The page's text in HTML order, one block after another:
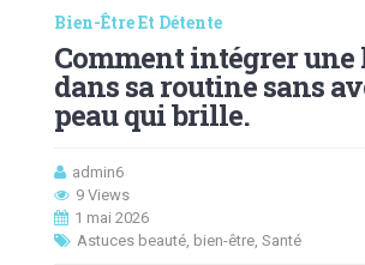
Bien-Être Et Détente
Comment intégrer une
dans sa routine sans
peau qui brille.
admin6
9 Views
1 mai 2026
Astuces beauté, bien-être, Santé